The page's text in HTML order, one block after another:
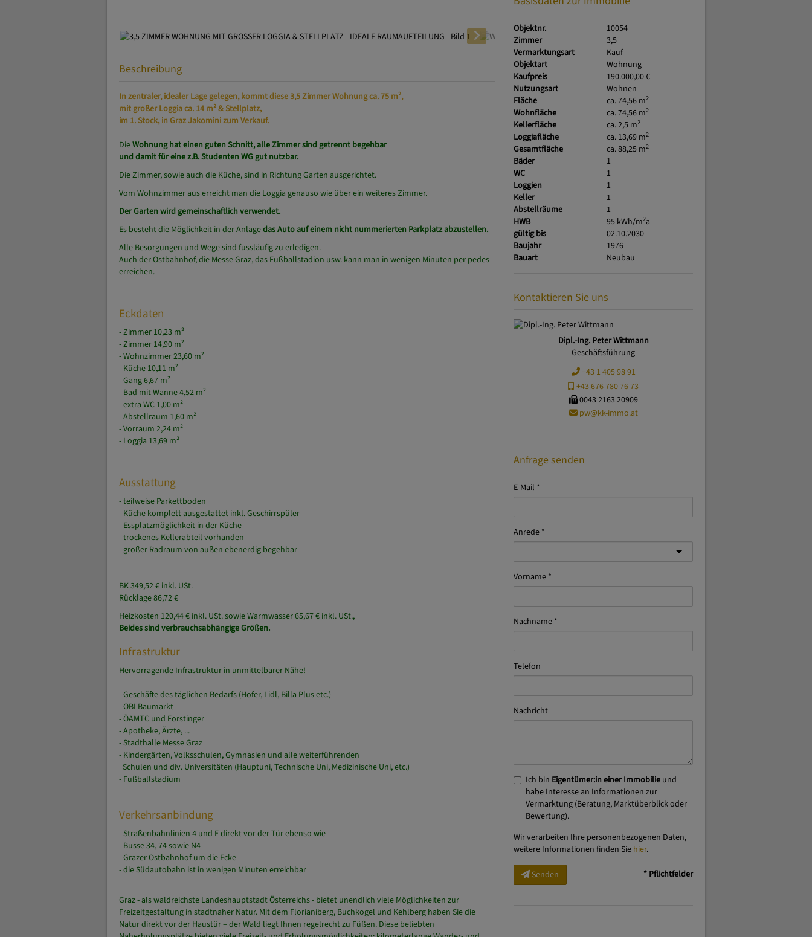
WOHNZIMMER
Beschreibung
In zentraler, idealer Lage gelegen, kommt diese 3,5 Zimmer Wohnung ca. 75 m²,
mit großer Loggia ca. 14 m² & Stellplatz,
im 1. Stock, in Graz Jakomini zum Verkauf.
DieWohnung hat einen guten Schnitt, alle Zimmer sind getrennt begehbar
und damit für eine z.B. Studenten WG gut nutzbar.
Die Zimmer, sowie auch die Küche, sind in Richtung Garten ausgerichtet.
Vom Wohnzimmer aus erreicht man die Loggia genauso wie über ein weiteres Zimmer.
Der Garten wird gemeinschaftlich verwendet.
Es besteht die Möglichkeit in der Anlagedas Auto auf einem nicht nummerierten Parkplatz abzustellen.
Alle Besorgungen und Wege sind fussläufig zu erledigen.
Eckdaten
- Zimmer 10,23 m²
- Zimmer 14,90 m²
- Wohnzimmer 23,60 m²
- Küche 10,11 m²
- Gang 6,67 m²
- Bad mit Wanne 4,52 m²
- extra WC 1,00 m²
- Abstellraum 1,60 m²
Ausstattung
- teilweise Parkettboden
- Küche komplett ausgestattet inkl. Geschirrspüler
- Essplatzmöglichkeit in der Küche
- großer Radraum von außen ebenerdig begehbar
BK 349,52 € inkl. USt.
Rücklage 86,72 €
Heizkosten 120,44 € inkl. USt. sowie Warmwasser 65,67 € inkl. USt.,
Beides sind verbrauchsabhängige Größen.
Hervorragende Infrastruktur in unmittelbarer Nähe!
- Geschäfte des täglichen Bedarfs (Hofer, Lidl, Billa Plus etc.)
- OBI Baumarkt
- ÖAMTC und Forstinger
- Apotheke, Ärzte, ...
- Stadthalle Messe Graz
- Kindergärten, Volksschulen, Gymnasien und alle weiterführenden
- Fußballstadium
Verkehrsanbindung
- Straßenbahnlinien 4 und E direkt vor der Tür ebenso wie
- Busse 34, 74 sowie N4
- die Südautobahn ist in wenigen Minuten erreichbar
Graz - als waldreichste Landeshauptstadt Österreichs - bietet unendlich viele Möglichkeiten zur
Objektnr.
10054
Zimmer
3,5
Vermarktungsart
Kauf
Objektart
Wohnung
Kaufpreis
190.000,00 €
Nutzungsart
Wohnen
Fläche
ca. 74,56 m2
Wohnfläche ca. 74,56 m2
Kellerfläche ca. 2,5 m2
Loggiafläche ca. 13,69 m2
Gesamtfläche ca. 88,25 m2
Bäder
1
WC
1
Loggien
1
Keller
1
Abstellräume
1
HWB
95 kWh/m2a
gültig bis
02.10.2030
Baujahr
1976
Bauart
Neubau
Kontaktieren Sie uns
Dipl.-Ing. Peter Wittmann
Geschäftsführung
+43 1 405 98 91
+43 676 780 76 73
0043 2163 20909
pw@kk-immo.at
Anfrage senden
E-Mail
Anrede
Vorname
Nachname
Telefon
Nachricht
Ich bin Eigentümer:in einer Immobilie und
habe Interesse an Informationen zur
Vermarktung (Beratung, Marktüberblick oder
Bewertung).
Wir verarbeiten Ihre personenbezogenen Daten,
weitere Informationen finden Sie hier.
Senden * Pflichtfelder